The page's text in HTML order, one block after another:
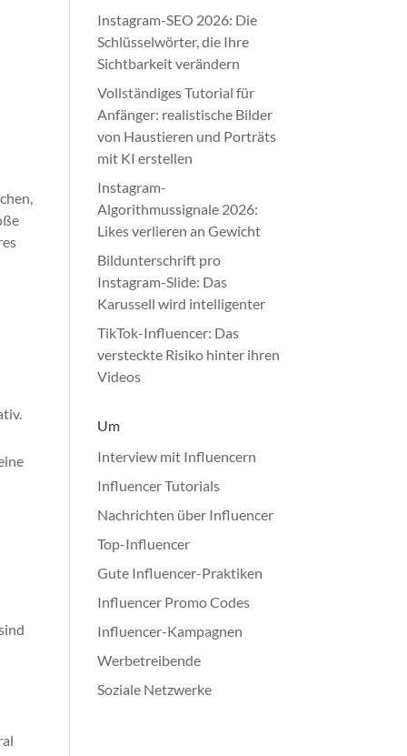
Instagram-SEO 2026: Die
Schlüsselwörter, die Ihre
Sichtbarkeit verändern
Vollständiges Tutorial für
Anfänger: realistische Bilder
von Haustieren und Porträts
mit KI erstellen
Instagram-
Algorithmussignale 2026:
Likes verlieren an Gewicht
Bildunterschrift pro
Instagram-Slide: Das
Karussell wird intelligenter
TikTok-Influencer: Das
versteckte Risiko hinter ihren
Videos
Um
Interview mit Influencern
Influencer Tutorials
Nachrichten über Influencer
Top-Influencer
Gute Influencer-Praktiken
Influencer Promo Codes
Influencer-Kampagnen
Werbetreibende
Soziale Netzwerke